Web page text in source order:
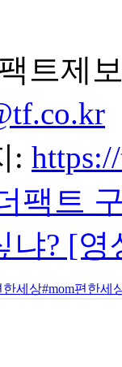
트제
:
팩트
냐? [
한세상#mom편한세